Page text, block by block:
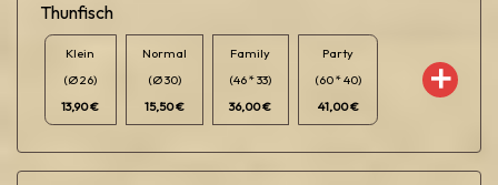
Thunfisch
Klein
(Ø 26)
13,90 €
Normal
(Ø 30)
15,50 €
Family
(46 * 33)
36,00 €
Party
(60 * 40)
41,00 €